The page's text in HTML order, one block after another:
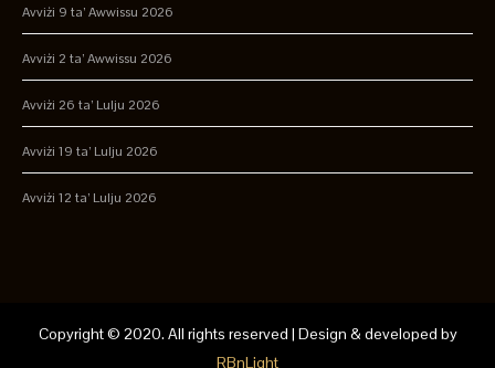
Avviżi 9 ta’ Awwissu 2026
Avviżi 2 ta’ Awwissu 2026
Avviżi 26 ta’ Lulju 2026
Avviżi 19 ta’ Lulju 2026
Avviżi 12 ta’ Lulju 2026
Copyright © 2020. All rights reserved | Design & developed by
RBnLight